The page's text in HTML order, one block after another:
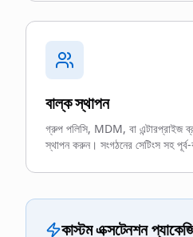
বাল্ক স্থাপন
গ্রুপ পলিসি, MDM, বা এন্টারপ্রাইজ
স্থাপন করুন। সংগঠনের সেটিংস সহ
কাস্টম এক্সটেনশন